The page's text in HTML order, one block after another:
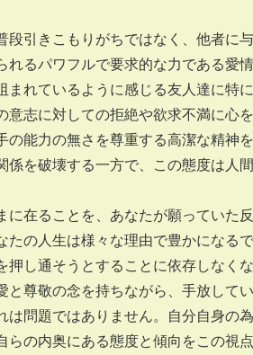
段引きこもりがちではなく、他者に
れるパワフルで要求的な力である愛
まれているように感じる友人達に特
意志に対しての拒絶や欲求不満に心
の能力の無さを尊重する高潔な精神
係を破壊する一方で、この態度は人
に在ることを、あなたが願っていた
たの人生は様々な理由で豊かになる
押し通そうとすることに依存しなく
と尊敬の念を持ちながら、手放して
は問題ではありません。自分自身の
らの内奥にある態度と傾向をこの視